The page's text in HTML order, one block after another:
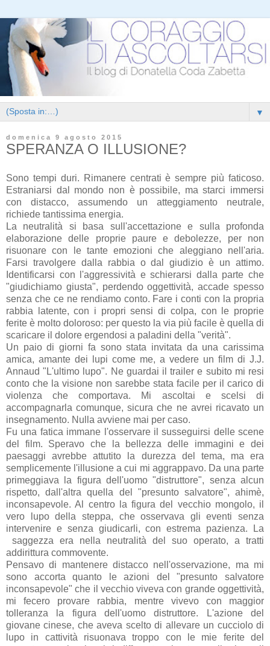
▼
domenica 9 agosto 2015
SPERANZA O ILLUSIONE?
Sono tempi duri. Rimanere centrati è sempre più faticoso.
Estraniarsi dal mondo non è possibile, ma starci immersi
con distacco, assumendo un atteggiamento neutrale,
richiede tantissima energia.
La neutralità si basa sull'accettazione e sulla profonda
elaborazione delle proprie paure e debolezze, per non
risuonare con le tante emozioni che aleggiano nell'aria.
Farsi travolgere dalla rabbia o dal giudizio è un attimo.
Identificarsi con l'aggressività e schierarsi dalla parte che
"giudichiamo giusta", perdendo oggettività, accade spesso
senza che ce ne rendiamo conto. Fare i conti con la propria
rabbia latente, con i propri sensi di colpa, con le proprie
ferite è molto doloroso: per questo la via più facile è quella di
scaricare il dolore ergendosi a paladini della "verità".
Un paio di giorni fa sono stata invitata da una carissima
amica, amante dei lupi come me, a vedere un film di J.J.
Annaud "L'ultimo lupo". Ne guardai il trailer e subito mi resi
conto che la visione non sarebbe stata facile per il carico di
violenza che comportava. Mi ascoltai e scelsi di
accompagnarla comunque, sicura che ne avrei ricavato un
insegnamento. Nulla avviene mai per caso.
Fu una fatica immane l'osservare il susseguirsi delle scene
del film. Speravo che la bellezza delle immagini e dei
paesaggi avrebbe attutito la durezza del tema, ma era
semplicemente l'illusione a cui mi aggrappavo. Da una parte
primeggiava la figura dell'uomo "distruttore", senza alcun
rispetto, dall'altra quella del "presunto salvatore", ahimè,
inconsapevole. Al centro la figura del vecchio mongolo, il
vero lupo della steppa, che osservava gli eventi senza
intervenire e senza giudicarli, con estrema pazienza. La
saggezza era nella neutralità del suo operato, a tratti
addirittura commovente.
Pensavo di mantenere distacco nell'osservazione, ma mi
sono accorta quanto le azioni del "presunto salvatore
inconsapevole" che il vecchio viveva con grande oggettività,
mi fecero provare rabbia, mentre vivevo con maggior
tolleranza la figura dell'uomo distruttore. L'azione del
giovane cinese, che aveva scelto di allevare un cucciolo di
lupo in cattività risuonava troppo con le mie ferite del